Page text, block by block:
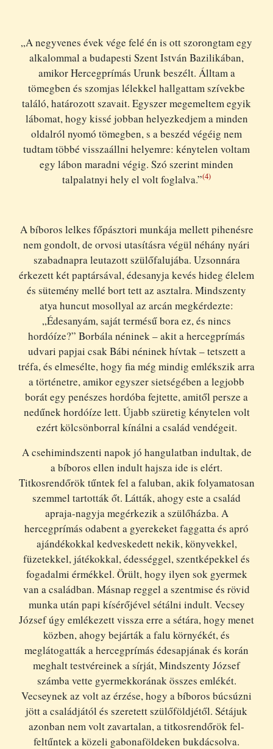
„A negyvenes évek vége felé én is ott szorongtam egy
alkalommal a budapesti Szent István Bazilikában,
amikor Hercegprímás Urunk beszélt. Álltam a
tömegben és szomjas lélekkel hallgattam szívekbe
találó, határozott szavait. Egyszer megemeltem egyik
lábomat, hogy kissé jobban helyezkedjem a minden
oldalról nyomó tömegben, s a beszéd végéig nem
tudtam többé visszaállni helyemre: kénytelen voltam
egy lábon maradni végig. Szó szerint minden
talpalatnyi hely el volt foglalva.”(4)
A bíboros lelkes főpásztori munkája mellett pihenésre
nem gondolt, de orvosi utasításra végül néhány nyári
szabadnapra leutazott szülőfalujába. Uzsonnára
érkezett két paptársával, édesanyja kevés hideg élelem
és sütemény mellé bort tett az asztalra. Mindszenty
atya huncut mosollyal az arcán megkérdezte:
„Édesanyám, saját termésű bora ez, és nincs
hordóíze?” Borbála néninek – akit a hercegprímás
udvari papjai csak Bábi néninek hívtak – tetszett a
tréfa, és elmesélte, hogy fia még mindig emlékszik arra
a történetre, amikor egyszer sietségében a legjobb
borát egy penészes hordóba fejtette, amitől persze a
nedűnek hordóíze lett. Újabb szüretig kénytelen volt
ezért kölcsönborral kínálni a család vendégeit.
A csehimindszenti napok jó hangulatban indultak, de
a bíboros ellen indult hajsza ide is elért.
Titkosrendőrök tűntek fel a faluban, akik folyamatosan
szemmel tartották őt. Látták, ahogy este a család
apraja-nagyja megérkezik a szülőházba. A
hercegprímás odabent a gyerekeket faggatta és apró
ajándékokkal kedveskedett nekik, könyvekkel,
füzetekkel, játékokkal, édességgel, szentképekkel és
fogadalmi érmékkel. Örült, hogy ilyen sok gyermek
van a családban. Másnap reggel a szentmise és rövid
munka után papi kísérőjével sétálni indult. Vecsey
József úgy emlékezett vissza erre a sétára, hogy menet
közben, ahogy bejárták a falu környékét, és
meglátogatták a hercegprímás édesapjának és korán
meghalt testvéreinek a sírját, Mindszenty József
számba vette gyermekkorának összes emlékét.
Vecseynek az volt az érzése, hogy a bíboros búcsúzni
jött a családjától és szeretett szülőföldjétől. Sétájuk
azonban nem volt zavartalan, a titkosrendőrök fel-
feltűntek a közeli gabonaföldeken bukdácsolva.